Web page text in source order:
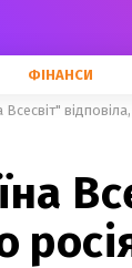
ФІНАНСИ
Всесвіт"